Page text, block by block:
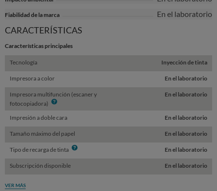
Fiabilidad de la marca En el laboratorio
CARACTERÍSTICAS
Características principales
Tecnología Inyección de tinta
Impresora a color En el laboratorio
Impresora multifunción (escaner y
fotocopiadora) Info
En el laboratorio
Impresión a doble cara En el laboratorio
Tamaño máximo del papel En el laboratorio
Tipo de recarga de tinta Info En el laboratorio
Subscripción disponible En el laboratorio
VER MÁS